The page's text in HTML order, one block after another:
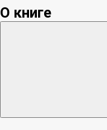
О книге